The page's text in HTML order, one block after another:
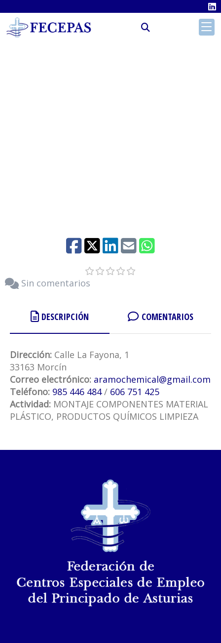
ARAMO CHEMICAL, SL
Sin comentarios
DESCRIPCIÓN COMENTARIOS
Dirección: Calle La Fayona, 1
33163 Morcín
Correo electrónico: aramochemical
gmail.com
Teléfono: 985 446 484/ 606 751 425
Actividad: MONTAJE COMPONENTES MATERIAL
PLÁSTICO, PRODUCTOS QUÍMICOS LIMPIEZA